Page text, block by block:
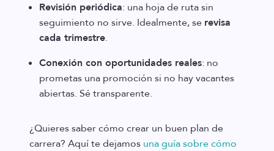
Revisión periódica: una hoja de ruta sin
seguimiento no sirve. Idealmente, se revisa
cada trimestre.
Conexión con oportunidades reales: no
prometas una promoción si no hay vacantes
abiertas. Sé transparente.
¿Quieres saber cómo crear un buen plan de
carrera? Aquí te dejamos una guía sobre cómo